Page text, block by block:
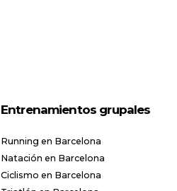
Entrenamientos grupales
Running en Barcelona
Natación en Barcelona
Ciclismo en Barcelona